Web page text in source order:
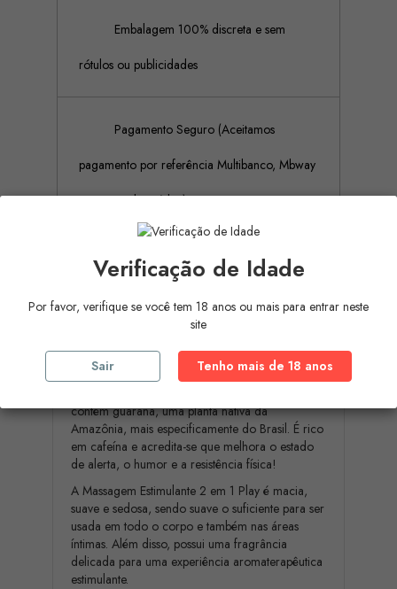
Embalagem 100% discreta e sem
rótulos ou publicidades
Pagamento Seguro (Aceitamos
pagamento por referência Multibanco, Mbway
e cartões de crédito)
Descrição Detalhes do produto
Lubrificante íntimo e gel de massagem com
guaraná estimulante Durex apresenta a nova
coleção Massage Moods.
contém guaraná, uma planta nativa da
Amazônia, mais especificamente do Brasil. É rico
em cafeína e acredita-se que melhora o estado
de alerta, o humor e a resistência física!
A Massagem Estimulante 2 em 1 Play é macia,
suave e sedosa, sendo suave o suficiente para ser
usada em todo o corpo e também nas áreas
íntimas. Além disso, possui uma fragrância
delicada para uma experiência aromaterapêutica
estimulante.
Verificação de Idade
Por favor, verifique se você tem 18 anos ou mais para entrar neste
site
Sair Tenho mais de 18 anos